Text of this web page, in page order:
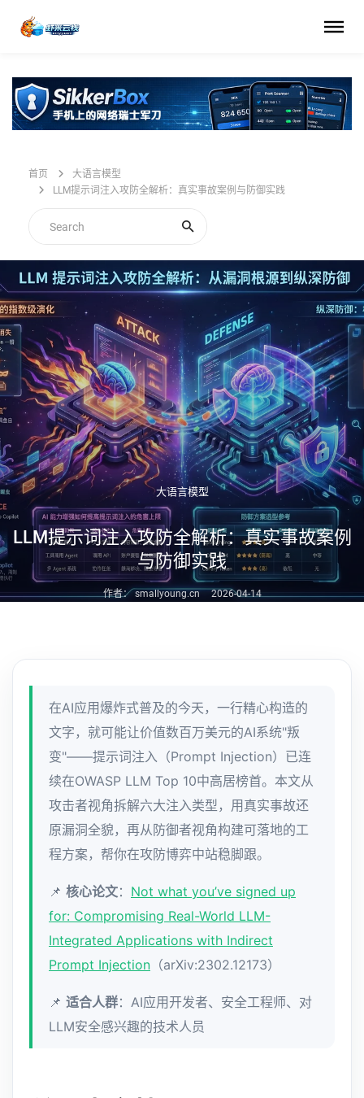
首页
大语言模型
LLM提示词注入攻防全解析：真实事故案例与防御实践
大语言模型
LLM提示词注入攻防全解析：真实事故案例
与防御实践
作者： smallyoung.cn 2026-04-14
在AI应用爆炸式普及的今天，一行精心构造的
文字，就可能让价值数百万美元的AI系统"叛
变"——提示词注入（Prompt Injection）已连
续在OWASP LLM Top 10中高居榜首。本文从
攻击者视角拆解六大注入类型，用真实事故还
原漏洞全貌，再从防御者视角构建可落地的工
程方案，帮你在攻防博弈中站稳脚跟。
📌 核心论文： Not what you’ve signed up
for: Compromising Real-World LLM-
Integrated Applications with Indirect
Prompt Injection （arXiv:2302.12173）
📌 适合人群：AI应用开发者、安全工程师、对
LLM安全感兴趣的技术人员